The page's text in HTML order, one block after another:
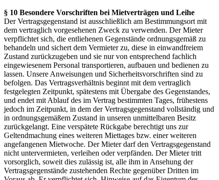
§ 10 Besondere Vorschriften bei Mietverträgen und Leihe
Der Vertragsgegenstand ist ausschließlich am Bestimmungsort mit
dem vertraglich vorgesehenen Zweck zu verwenden. Der Mieter
verpflichtet sich, die entliehenen Gegenstände ordnungsgemäß zu
behandeln und sichert dem Vermieter zu, diese in einwandfreiem
Zustand zurückzugeben und sie nur von entsprechend fachlich
eingewiesenem Personal transportieren, aufbauen und bedienen zu
lassen. Unsere Anweisungen und Sicherheitsvorschriften sind zu
befolgen. Das Vertragsverhältnis beginnt mit dem vertraglich
festgelegten Zeitpunkt, spätestens mit Übergabe des Gegenstandes,
und endet mit Ablauf des im Vertrag bestimmten Tages, frühestens
jedoch im Zeitpunkt, in dem der Vertragsgegenstand vollständig und
in ordnungsgemäßem Zustand in unseren unmittelbaren Besitz
zurückgelangt. Eine verspätete Rückgabe berechtigt uns zur
Geltendmachung eines weiteren Miettages bzw. einer weiteren
angefangenen Mietwoche. Der Mieter darf den Vertragsgegenstand
nicht untervermieten, verleihen oder verpfänden. Der Mieter tritt
vorsorglich, soweit dies zulässig ist, alle ihm in Ansehung der
Vertragsgegenstände zustehenden Rechte gegenüber Dritten im